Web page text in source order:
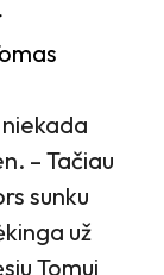
– Tačiau
sunku
už
Tomui